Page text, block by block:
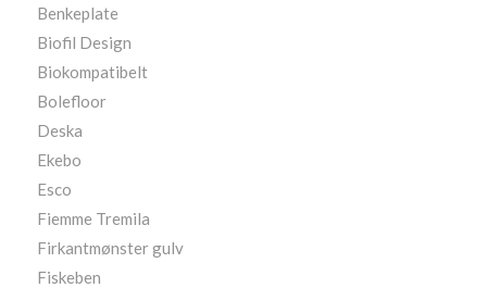
Benkeplate
Biofil Design
Biokompatibelt
Bolefloor
Deska
Ekebo
Esco
Fiemme Tremila
Firkantmønster gulv
Fiskeben